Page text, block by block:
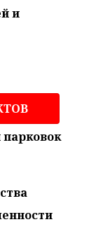
и
парковок